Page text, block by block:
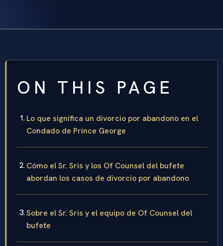
ON THIS PAGE
Lo que significa un divorcio por abandono en el
Condado de Prince George
Cómo el Sr. Sris y los Of Counsel del bufete
abordan los casos de divorcio por abandono
Sobre el Sr. Sris y el equipo de Of Counsel del
bufete